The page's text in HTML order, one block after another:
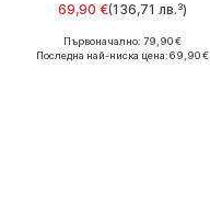
69,90 €(136,71 лв.³)
Предлага се в много размери
Първоначално: 79,90 €
Последна най-ниска цена:69,90 €